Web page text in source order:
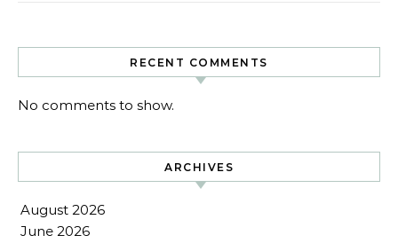
RECENT COMMENTS
No comments to show.
ARCHIVES
August 2026
June 2026